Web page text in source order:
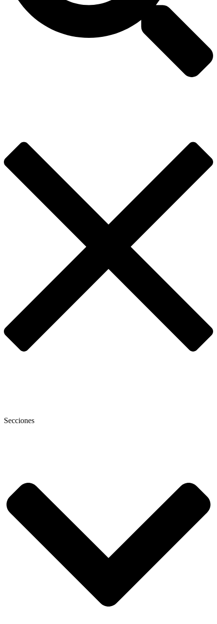
Secciones